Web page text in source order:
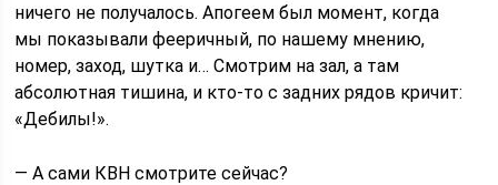
ничего не получалось. Апогеем был момент, когда
мы показывали фееричный, по нашему мнению,
номер, заход, шутка и… Смотрим на зал, а там
абсолютная тишина, и кто-то с задних рядов кричит:
«Дебилы!».
— А сами КВН смотрите сейчас?